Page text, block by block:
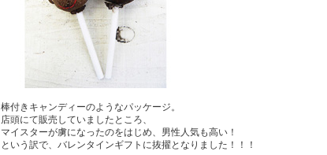
棒付きキャンディーのようなパッケージ。
店頭にて販売していましたところ、
マイスターが虜になったのをはじめ、男性人気も高い！
という訳で、バレンタインギフトに抜擢となりました！！！